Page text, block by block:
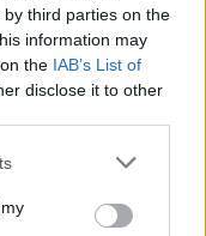
third parties on the
information may
the IAB’s List of
disclose it to other